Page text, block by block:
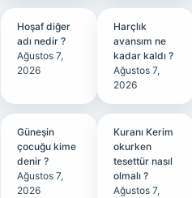
Hoşaf diğer
adı nedir ?
Ağustos 7,
2026
Harçlık
avansım ne
kadar kaldı ?
Ağustos 7,
2026
Güneşin
çocuğu kime
denir ?
Ağustos 7,
2026
Kuranı Kerim
okurken
tesettür nasıl
olmalı ?
Ağustos 7,